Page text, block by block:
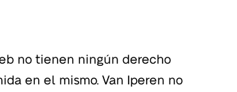
no tienen ningún derecho
en el mismo. Van Iperen no